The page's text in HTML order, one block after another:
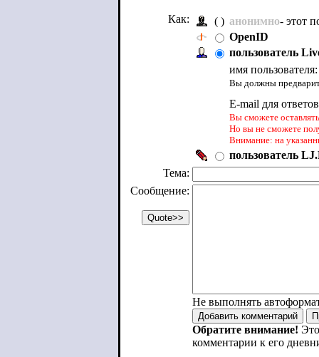
Как: ( ) анонимно- этот
OpenID
пользователь
имя
Вы должны
E-mail для
Вы сможете
Но вы не сможете
Внимание: на
пользователь
Тема:
Сообщение:
Не выполнять
Обратите внимание!
комментарии к его